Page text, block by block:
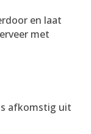
en laat
met
afkomstig uit